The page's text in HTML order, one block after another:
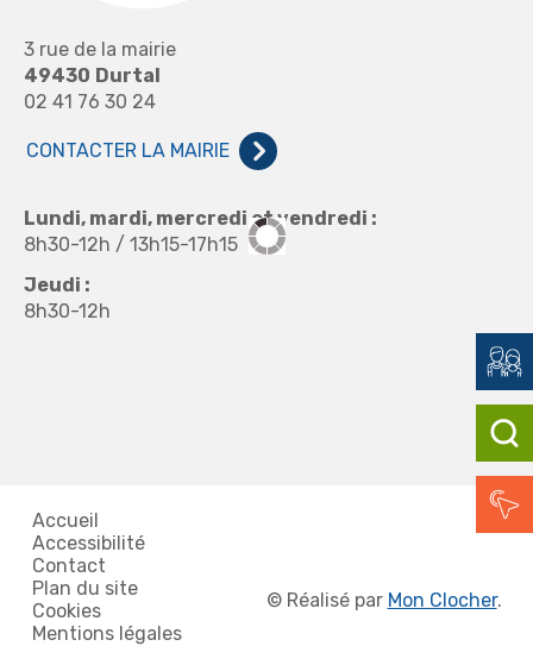
3 rue de la mairie
49430 Durtal
02 41 76 30 24
CONTACTER LA MAIRIE
Lundi, mardi, mercredi et vendredi :
8h30-12h / 13h15-17h15
Jeudi :
8h30-12h
Accueil
Accessibilité
Contact
Plan du site
Cookies
Mentions légales
© Réalisé par Mon Clocher.